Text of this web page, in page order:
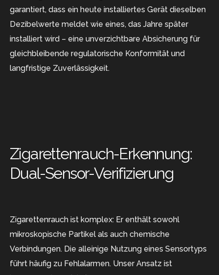
garantiert, dass ein heute installiertes Gerät dieselben
Dezibelwerte meldet wie eines, das Jahre später
installiert wird – eine unverzichtbare Absicherung für
gleichbleibende regulatorische Konformität und
langfristige Zuverlässigkeit.
Zigarettenrauch-Erkennung:
Dual-Sensor-Verifizierung
Zigarettenrauch ist komplex: Er enthält sowohl
mikroskopische Partikel als auch chemische
Verbindungen. Die alleinige Nutzung eines Sensortyps
führt häufig zu Fehlalarmen. Unser Ansatz ist